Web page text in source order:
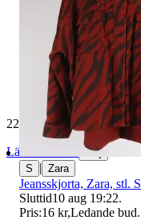
229 448 omdömen
Läs omdömen Följ
S | Zara
Jeansskjorta, Zara, stl. S
Sluttid10 aug 19:22.
Pris:16 kr,Ledande bud.